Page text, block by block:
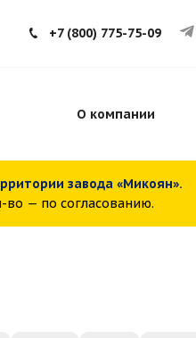
+7 (800) 775-75-09
О компании
завода «Микоян».
во — по согласованию.